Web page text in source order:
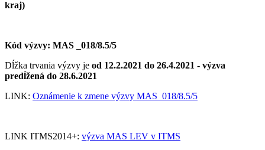
kraj)
Kód výzvy: MAS _018/8.5/5
Dĺžka trvania výzvy je od 12.2.2021 do 26.4.2021 - výzva
predĺžená do 28.6.2021
LINK: Oznámenie k zmene výzvy MAS_018/8.5/5
LINK ITMS2014+: výzva MAS LEV v ITMS